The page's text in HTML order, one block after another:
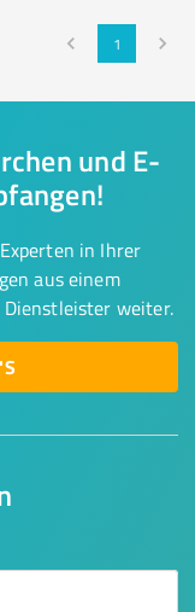
1
und E-
in Ihrer
aus einem
Dienstleister weiter.